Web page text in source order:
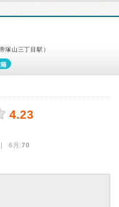
塚山三丁目駅）
4.23
6月:70